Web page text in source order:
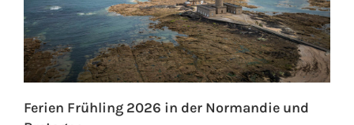
Ferien Frühling 2026 in der Normandie und